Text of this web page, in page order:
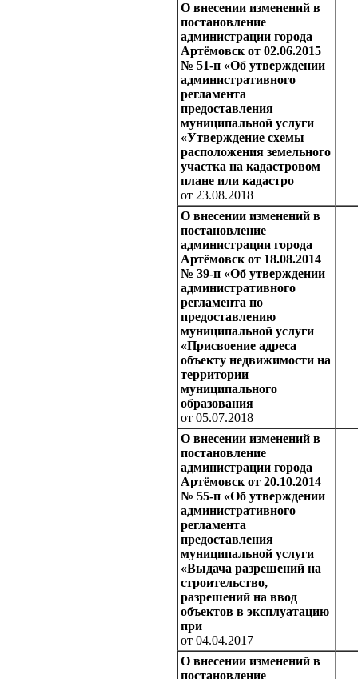
О внесении изменений в
постановление
администрации города
Артёмовск от 02.06.2015
№ 51-п «Об утверждении
административного
регламента
предоставления
муниципальной услуги
«Утверждение схемы
расположения земельного
участка на кадастровом
плане или кадастро
от 23.08.2018
О внесении изменений в
постановление
администрации города
Артёмовск от 18.08.2014
№ 39-п «Об утверждении
административного
регламента по
предоставлению
муниципальной услуги
«Присвоение адреса
объекту недвижимости на
территории
муниципального
образования
от 05.07.2018
О внесении изменений в
постановление
администрации города
Артёмовск от 20.10.2014
№ 55-п «Об утверждении
административного
регламента
предоставления
муниципальной услуги
«Выдача разрешений на
строительство,
разрешений на ввод
объектов в эксплуатацию
при
от 04.04.2017
О внесении изменений в
постановление